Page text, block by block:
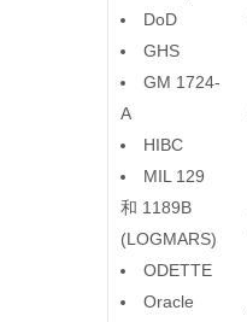
DoD
GHS
GM 1724-
A
HIBC
MIL 129
和 1189B
(LOGMARS)
ODETTE
Oracle